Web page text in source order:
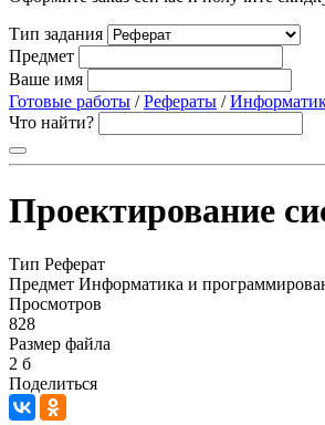
Тип задания
Предмет
Ваше имя
Готовые работы /Рефераты /
Что найти?
Проектирование
Тип Реферат
Предмет Информатика и
Просмотров
828
Размер файла
2 б
Поделиться